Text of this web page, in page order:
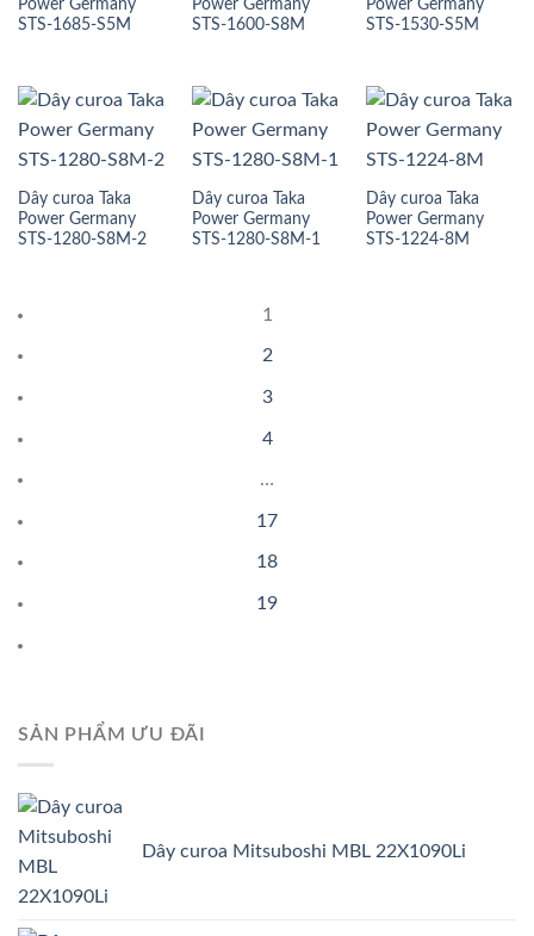
Power Germany
STS-1685-S5M
Power Germany
STS-1600-S8M
Power Germany
STS-1530-S5M
Dây curoa Taka
Power Germany
STS-1280-S8M-2
Dây curoa Taka
Power Germany
STS-1280-S8M-1
Dây curoa Taka
Power Germany
STS-1224-8M
1
2
3
4
…
17
18
19
SẢN PHẨM ƯU ĐÃI
Dây curoa Mitsuboshi MBL 22X1090Li